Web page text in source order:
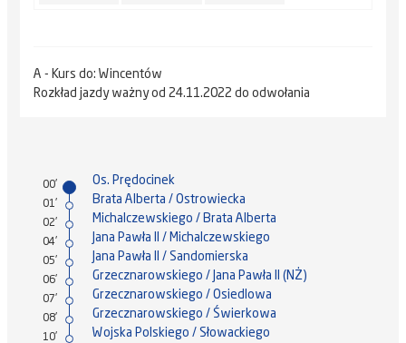
A - Kurs do: Wincentów
Rozkład jazdy ważny od 24.11.2022 do odwołania
00' Os. Prędocinek
01' Brata Alberta / Ostrowiecka
02' Michalczewskiego / Brata Alberta
04' Jana Pawła II / Michalczewskiego
05' Jana Pawła II / Sandomierska
06' Grzecznarowskiego / Jana Pawła II (NŻ)
07' Grzecznarowskiego / Osiedlowa
08' Grzecznarowskiego / Świerkowa
10' Wojska Polskiego / Słowackiego